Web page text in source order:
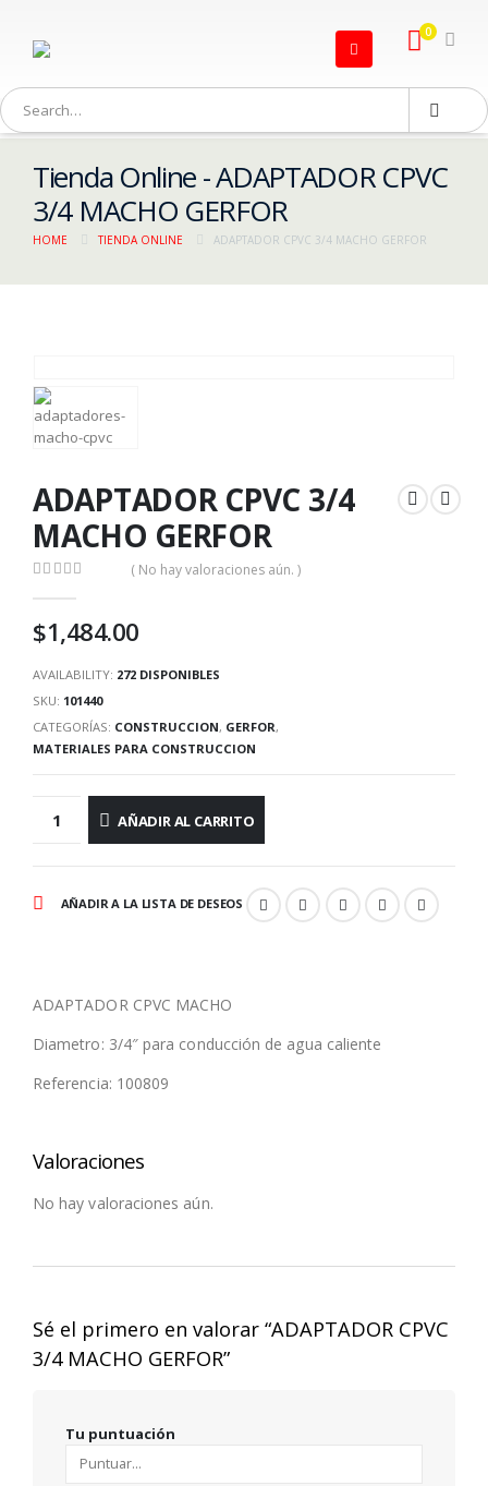
0
Tienda Online - ADAPTADOR CPVC
3/4 MACHO GERFOR
HOME TIENDA ONLINE ADAPTADOR CPVC 3/4 MACHO GERFOR
ADAPTADOR CPVC 3/4
MACHO GERFOR
( No hay valoraciones aún. )
$1,484.00
AVAILABILITY: 272 DISPONIBLES
SKU: 101440
CATEGORÍAS: CONSTRUCCION, GERFOR,
MATERIALES PARA CONSTRUCCION
AÑADIR AL CARRITO
AÑADIR A LA LISTA DE DESEOS
ADAPTADOR CPVC MACHO
Diametro: 3/4″ para conducción de agua caliente
Referencia: 100809
Valoraciones
No hay valoraciones aún.
Sé el primero en valorar “ADAPTADOR CPVC
3/4 MACHO GERFOR”
Tu puntuación